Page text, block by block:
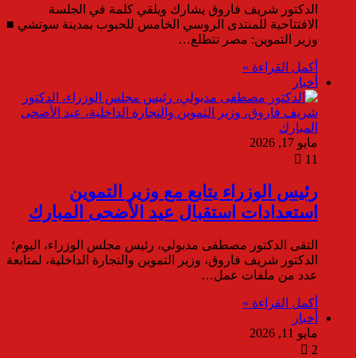
الدكتور شريف فاروق يشارك ويلقي كلمة في الجلسة
الافتتاحية للمنتدى الروسي الخامس للحبوب بمدينة سوتشي ■
وزير التموين: مصر تتطلع…
أكمل القراءة »
أخبار
مايو 17, 2026
11
رئيس الوزراء يتابع مع وزير التموين
استعدادات استقبال عيد الأضحى المبارك
التقى الدكتور مصطفى مدبولي، رئيس مجلس الوزراء، اليوم؛
الدكتور شريف فاروق، وزير التموين والتجارة الداخلية، لمتابعة
عدد من ملفات عمل…
أكمل القراءة »
أخبار
مايو 11, 2026
2